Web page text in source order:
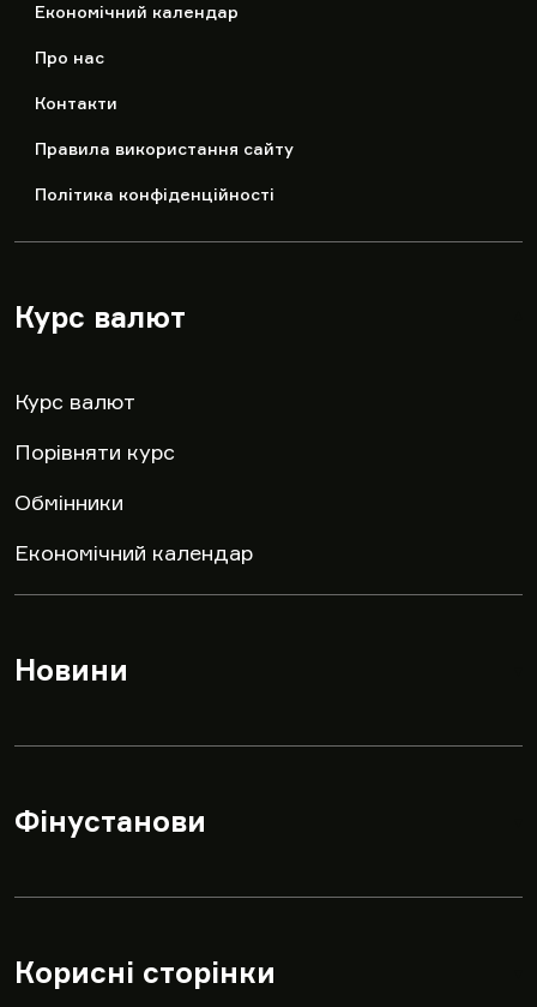
Економічний календар
Про нас
Контакти
Правила використання сайту
Політика конфіденційності
Курс валют
Курс валют
Порівняти курс
Обмінники
Економічний календар
Новини
Фінустанови
Корисні сторінки